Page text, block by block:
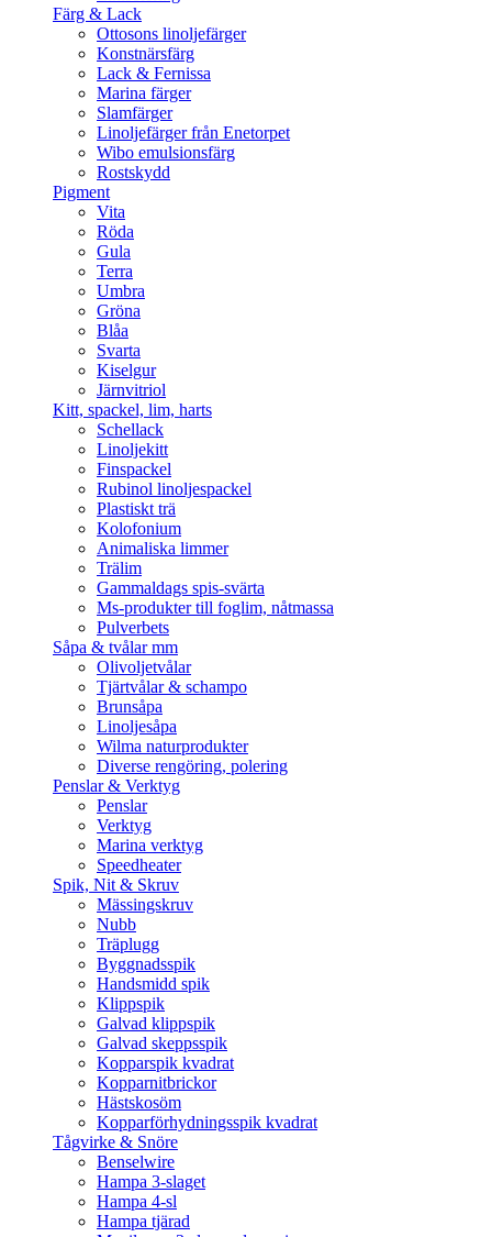
Färg & Lack
Ottosons linoljefärger
Konstnärsfärg
Lack & Fernissa
Marina färger
Slamfärger
Linoljefärger från Enetorpet
Wibo emulsionsfärg
Rostskydd
Pigment
Vita
Röda
Gula
Terra
Umbra
Gröna
Blåa
Svarta
Kiselgur
Järnvitriol
Kitt, spackel, lim, harts
Schellack
Linoljekitt
Finspackel
Rubinol linoljespackel
Plastiskt trä
Kolofonium
Animaliska limmer
Trälim
Gammaldags spis-svärta
Ms-produkter till foglim, nåtmassa
Pulverbets
Såpa & tvålar mm
Olivoljetvålar
Tjärtvålar & schampo
Brunsåpa
Linoljesåpa
Wilma naturprodukter
Diverse rengöring, polering
Penslar & Verktyg
Penslar
Verktyg
Marina verktyg
Speedheater
Spik, Nit & Skruv
Mässingskruv
Nubb
Träplugg
Byggnadsspik
Handsmidd spik
Klippspik
Galvad klippspik
Galvad skeppsspik
Kopparspik kvadrat
Kopparnitbrickor
Hästskosöm
Kopparförhydningsspik kvadrat
Tågvirke & Snöre
Benselwire
Hampa 3-slaget
Hampa 4-sl
Hampa tjärad